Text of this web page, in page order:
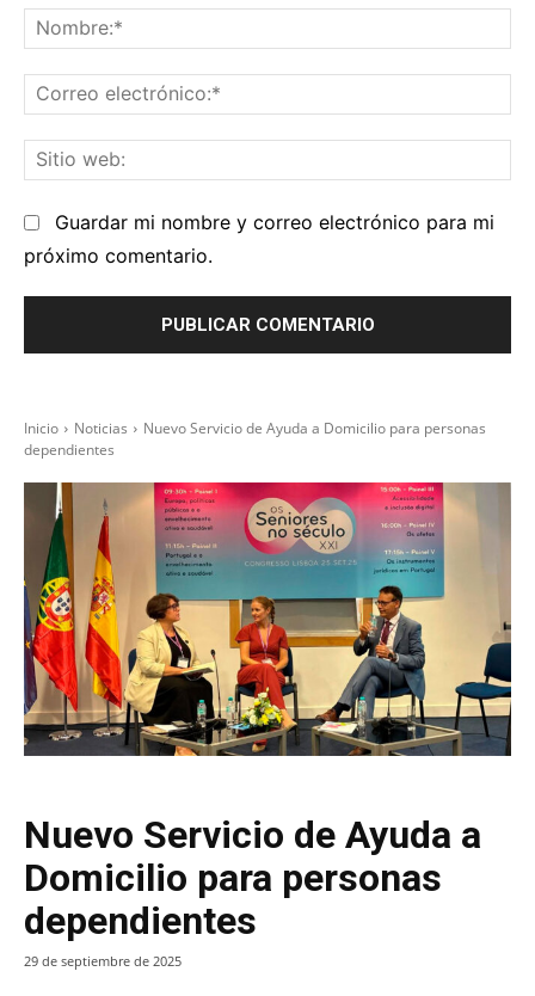
Guardar mi nombre y correo electrónico para mi
próximo comentario.